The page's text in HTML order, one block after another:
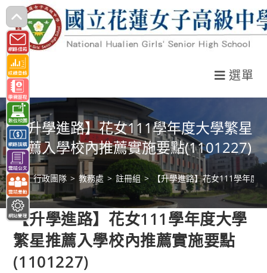
跳
轉
至
主
要
內
容
選單
【升學進路】花女111學年度大學繁星
推薦入學校內推薦實施要點(1101227)
> 行政團隊 > 教務處 > 註冊組 > 【升學進路】花女111學年度
【升學進路】花女111學年度大學
繁星推薦入學校內推薦實施要點
(1101227)